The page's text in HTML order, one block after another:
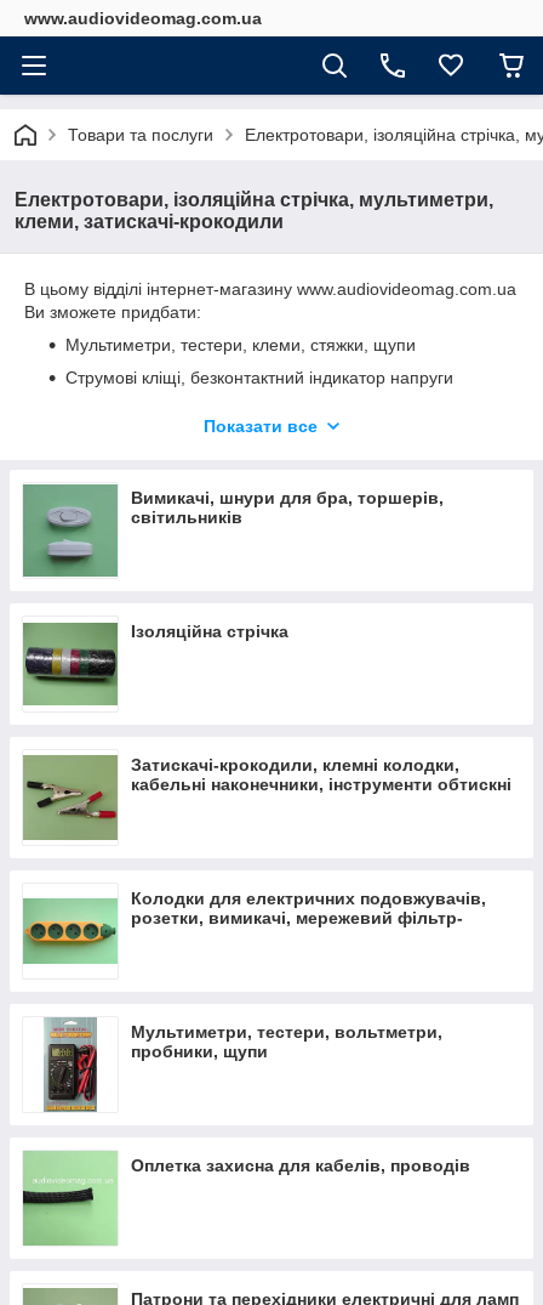
www.audiovideomag.com.ua
Товари та послуги Електротовари, ізоляційна стрічка,
Електротовари, ізоляційна стрічка, мультиметри,
клеми, затискачі-крокодили
В цьому відділі інтернет-магазину www.audiovideomag.com.ua
Ви зможете придбати:
Мультиметри, тестери, клеми, стяжки, щупи
Струмові кліщі, безконтактний індикатор напруги
Патрони та перехідники електричні для ламп
Ізоляційну стрічку, затискачі-крокодили
Розетки, вимикачі
Показати все
Вимикачі, шнури для бра, торшерів,
світильників
Ізоляційна стрічка
Затискачі-крокодили, клемні колодки,
кабельні наконечники, інструменти обтискні
Колодки для електричних подовжувачів,
розетки, вимикачі, мережевий фільтр-
Мультиметри, тестери, вольтметри,
пробники, щупи
Оплетка захисна для кабелів, проводів
Патрони та перехідники електричні для ламп